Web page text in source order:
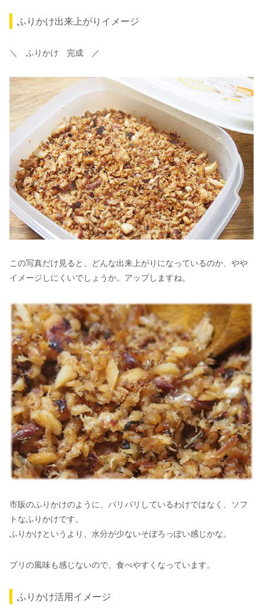
ふりかけ出来上がりイメージ
＼ ふりかけ 完成 ／
この写真だけ見ると、どんな出来上がりになっているのか、やや
イメージしにくいでしょうか。アップしますね。
市販のふりかけのように、パリパリしているわけではなく、ソフ
トなふりかけです。
ふりかけというより、水分が少ないそぼろっぽい感じかな。
ブリの風味も感じないので、食べやすくなっています。
ふりかけ活用イメージ